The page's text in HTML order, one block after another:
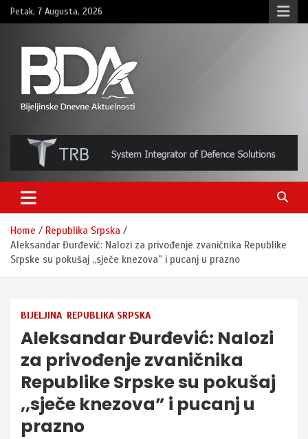
Skip
to
Petak, 7 Augusta, 2026
BNDAN.com
Home
Republika Srpska
Aleksandar Đurđević: Nalozi za privođenje zvaničnika Republike
Srpske su pokušaj ,,sječe knezova” i pucanj u prazno
BIJELJINA REPUBLIKA SRPSKA
Aleksandar Đurđević: Nalozi
za privođenje zvaničnika
Republike Srpske su pokušaj
,,sječe knezova” i pucanj u
prazno